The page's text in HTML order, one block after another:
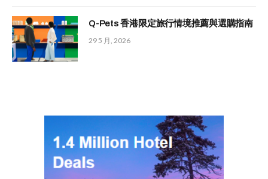
Q-Pets 香港限定旅行情境推薦與選購指南
29 5 月, 2026